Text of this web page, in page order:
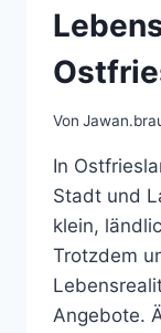
Von
In
Stadt und
klein,
Trotzdem
Angebote.